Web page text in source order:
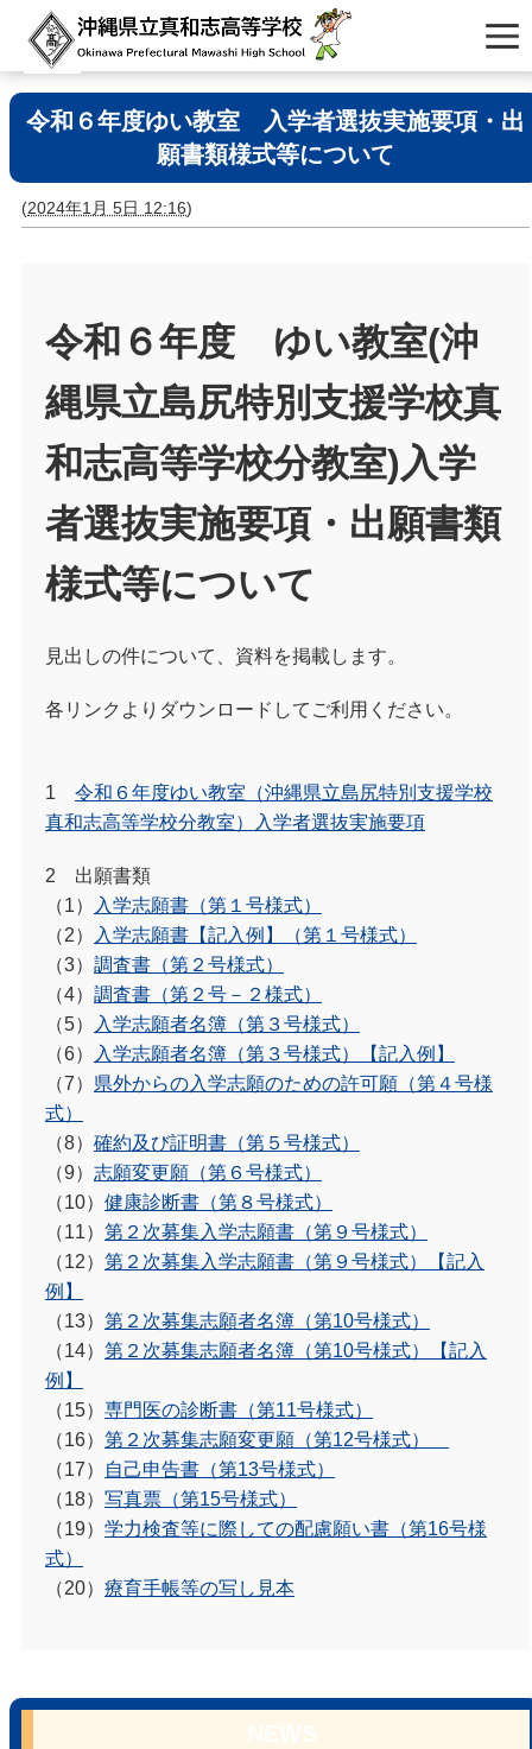
令和６年度ゆい教室 入学者選抜実施要項・出
願書類様式等について
(2024年1月 5日 12:16)
令和６年度 ゆい教室(沖
縄県立島尻特別支援学校真
和志高等学校分教室)入学
者選抜実施要項・出願書類
様式等について
見出しの件について、資料を掲載します。
各リンクよりダウンロードしてご利用ください。
1 令和６年度ゆい教室（沖縄県立島尻特別支援学校
真和志高等学校分教室）入学者選抜実施要項
2 出願書類
（1）
入学志願書（第１号様式）
（2）
入学志願書【記入例】（第１号様式）
（3） 調査書（第２号様式）
（4） 調査書（第２号－２様式）
（5）
入学志願者名簿（第３号様式）
（6）
入学志願者名簿（第３号様式）【記入例】
（7） 県外からの入学志願のための許可願（第４号様
式）
（8） 確約及び証明書（第５号様式）
（9） 志願変更願（第６号様式）
（10） 健康診断書（第８号様式）
（11） 第２次募集入学志願書（第９号様式）
（12） 第２次募集入学志願書（第９号様式）【記入
例】
（13） 第２次募集志願者名簿（第10号様式）
（14） 第２次募集志願者名簿（第10号様式）【記入
例】
（15） 専門医の診断書（第11号様式）
（16） 第２次募集志願変更願（第12号様式）
（17）
自己申告書（第13号様式）
（18） 写真票（第15号様式）
（19） 学力検査等に際しての配慮願い書（第16号様
式）
（20） 療育手帳等の写し見本